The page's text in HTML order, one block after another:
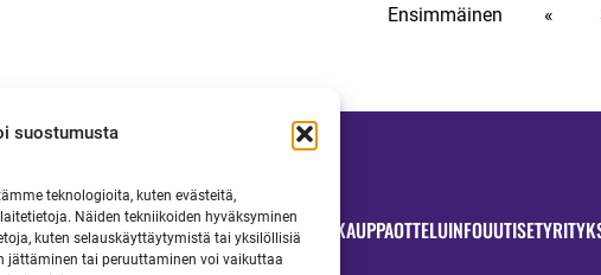
suostumusta
teknologioita, kuten evästeitä,
Näiden tekniikoiden hyväksyminen
kuten selauskäyttäytymistä tai yksilöllisiä
jättäminen tai peruuttaminen voi vaikuttaa
Ensimmäinen «
JOUKKUELIPUT JA KAUSIKORTITOTTELUTJYMYKAUPPAOTTELUINFOUUTISET